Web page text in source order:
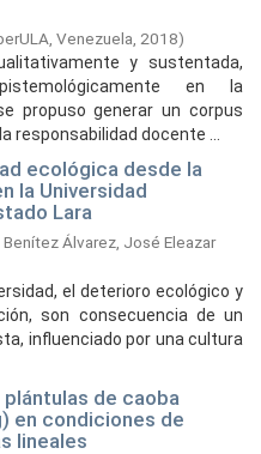
Venezuela, 2018)
y sustentada,
en la
propuso generar un corpus
responsabilidad docente ...
ecológica desde la
la Universidad
Lara
Benítez Álvarez, José Eleazar
el deterioro ecológico y
son consecuencia de un
influenciado por una cultura
de caoba
en condiciones de
lineales